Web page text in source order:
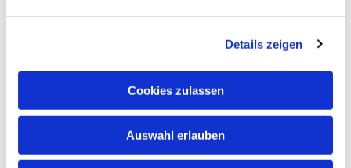
Details zeigen
Cookies zulassen
Auswahl erlauben
Dies könnte Sie auch
interessieren